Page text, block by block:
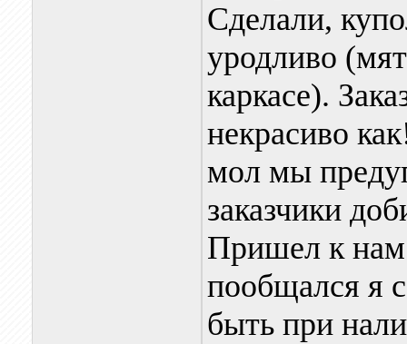
Сделали,
уродливо
каркасе).
некрасиво
мол мы
заказчики
Пришел к нам
пообщался я
быть при